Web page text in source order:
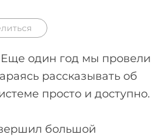
Еще один год мы провели
рассказывать об
просто и доступно.
большой